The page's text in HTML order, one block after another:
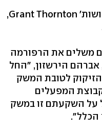
משרד רואי החשבון פאהן קנה ושות' Grant Thornton,
משלים את הרפורמה
הירשזון, "החל
לטובת המשק
המפעלים
על השקעתם זו במשק
הכלל".